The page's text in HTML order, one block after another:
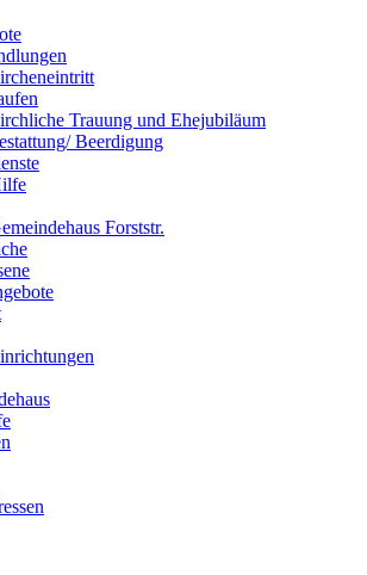
Trauung und Ehejubiläum
Beerdigung
Forststr.